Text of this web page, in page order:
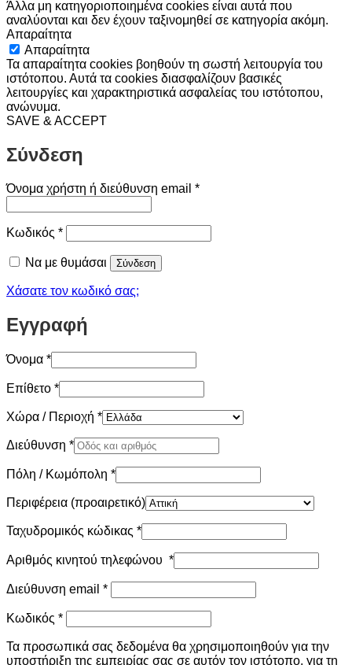
Άλλα μη κατηγοριοποιημένα cookies είναι αυτά που
αναλύονται και δεν έχουν ταξινομηθεί σε κατηγορία ακόμη.
Απαραίτητα
Απαραίτητα
Τα απαραίτητα cookies βοηθούν τη σωστή λειτουργία του
ιστότοπου. Αυτά τα cookies διασφαλίζουν βασικές
λειτουργίες και χαρακτηριστικά ασφαλείας του ιστότοπου,
ανώνυμα.
SAVE & ACCEPT
Σύνδεση
Όνομα χρήστη ή διεύθυνση email *Απαιτείται
Κωδικός *Απαιτείται
Να με θυμάσαι Σύνδεση
Χάσατε τον κωδικό σας;
Εγγραφή
Όνομα *
Επίθετο *
Χώρα / Περιοχή *
Διεύθυνση *
Πόλη / Κωμόπολη *
Περιφέρεια (προαιρετικό)
Ταχυδρομικός κώδικας *
Αριθμός κινητού τηλεφώνου *
Διεύθυνση email *Απαιτείται
Κωδικός *Απαιτείται
Τα προσωπικά σας δεδομένα θα χρησιμοποιηθούν για την
υποστήριξη της εμπειρίας σας σε αυτόν τον ιστότοπο, για τη